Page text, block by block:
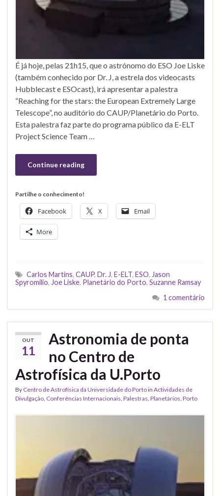
É já hoje, pelas 21h15, que o astrónomo do ESO Joe Liske
(também conhecido por Dr. J, a estrela dos videocasts
Hubblecast e ESOcast), irá apresentar a palestra
“Reaching for the stars: the European Extremely Large
Telescope”, no auditório do CAUP/Planetário do Porto.
Esta palestra faz parte do programa público da E-ELT
Project Science Team …
Continue reading
Partilhe o conhecimento!
Facebook X Email
More
Carlos Martins, CAUP, Dr. J, E-ELT, ESO, Jason
Spyromilio, Joe Liske, Planetário do Porto, Suzanne Ramsay
1 comentário
OUT
11
Astronomia de ponta
no Centro de
Astrofísica da U.Porto
By Centro de Astrofísica da Universidade do Portoin Actividades de
Divulgação, Conferências Internacionais, Palestras, Planetários, Porto